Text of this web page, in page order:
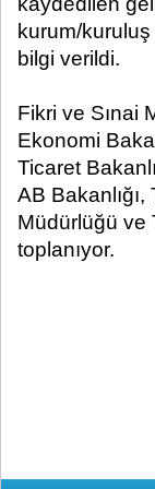
kurum/
bilgi verildi.
Fikri ve Sınai
Ekonomi
Ticaret
AB
Müdürlüğü ve
toplanıyor.